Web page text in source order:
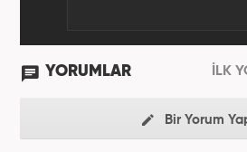
YORUMLAR İLK
Bir Yorum